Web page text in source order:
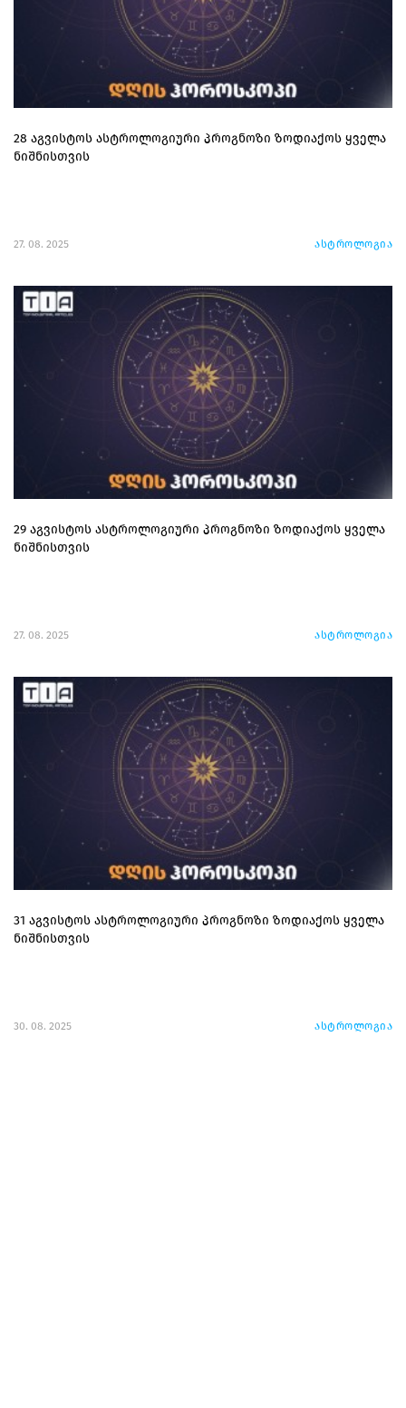
28 აგვისტოს ასტროლოგიური პროგნოზი ზოდიაქოს ყველა
ნიშნისთვის
27. 08. 2025 ასტროლოგია
29 აგვისტოს ასტროლოგიური პროგნოზი ზოდიაქოს ყველა
ნიშნისთვის
27. 08. 2025 ასტროლოგია
31 აგვისტოს ასტროლოგიური პროგნოზი ზოდიაქოს ყველა
ნიშნისთვის
30. 08. 2025 ასტროლოგია